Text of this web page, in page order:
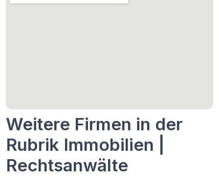
Weitere Firmen in der
Rubrik Immobilien |
Rechtsanwälte